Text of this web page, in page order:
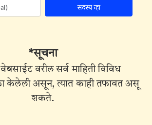
सदस्य व्हा
*सूचना
वरील सर्व माहिती विविध
केलेली असून, त्यात काही तफावत असू
शकते.